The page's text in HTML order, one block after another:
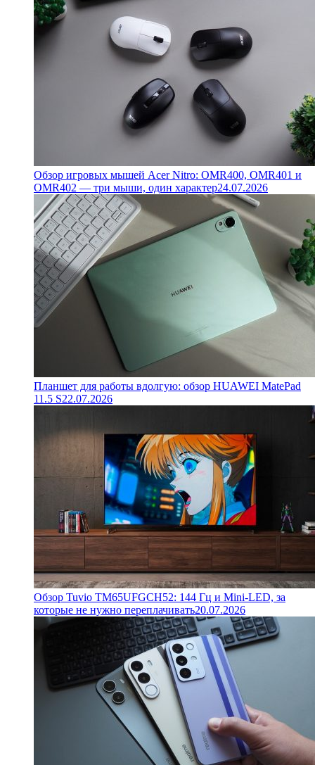
Обзор игровых мышей Acer Nitro: OMR400, OMR401 и
OMR402 — три мыши, один характер24.07.2026
Планшет для работы вдолгую: обзор HUAWEI MatePad
11.5 S22.07.2026
Обзор Tuvio TM65UFGCH52: 144 Гц и Mini-LED, за
которые не нужно переплачивать20.07.2026